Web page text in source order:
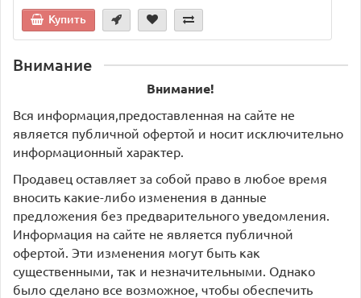
Купить
Внимание
Внимание!
Вся информация,предоставленная на сайте не
является публичной офертой и носит исключительно
информационный характер.
Продавец оставляет за собой право в любое время
вносить какие-либо изменения в данные
предложения без предварительного уведомления.
Информация на сайте не является публичной
офертой. Эти изменения могут быть как
существенными, так и незначительными. Однако
было сделано все возможное, чтобы обеспечить